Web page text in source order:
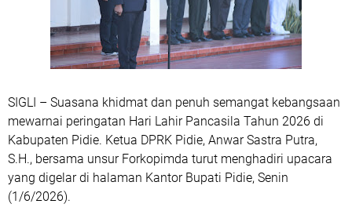
SIGLI – Suasana khidmat dan penuh semangat kebangsaan
mewarnai peringatan Hari Lahir Pancasila Tahun 2026 di
Kabupaten Pidie. Ketua DPRK Pidie, Anwar Sastra Putra,
S.H., bersama unsur Forkopimda turut menghadiri upacara
yang digelar di halaman Kantor Bupati Pidie, Senin
(1/6/2026).